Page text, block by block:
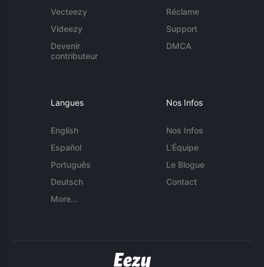
Vecteezy
Videezy
Devenir
contributeur
Réclame
Support
DMCA
Langues
English
Español
Português
Deutsch
More...
Nos Infos
Nos Infos
L'Équipe
Le Blogue
Contact